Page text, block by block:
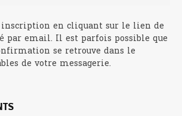
en cliquant sur le lien de
par email. Il est parfois possible que
se retrouve dans le
de votre messagerie.